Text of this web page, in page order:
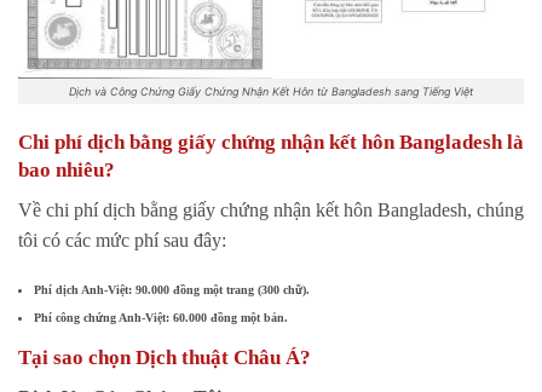
Dịch và Công Chứng Giấy Chứng Nhận Kết Hôn từ Bangladesh sang Tiếng Việt
Chi phí dịch bằng giấy chứng nhận kết hôn Bangladesh là
bao nhiêu?
Về chi phí dịch bằng giấy chứng nhận kết hôn Bangladesh, chúng
tôi có các mức phí sau đây:
Phí dịch Anh-Việt: 90.000 đồng một trang (300 chữ).
Phí công chứng Anh-Việt: 60.000 đồng một bản.
Tại sao chọn Dịch thuật Châu Á?